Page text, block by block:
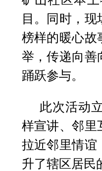
目。同时，
榜样的暖心故
举，传递向善
踊跃参与。
此次活动
样宣讲、邻里
拉近邻里情谊
升了辖区居民